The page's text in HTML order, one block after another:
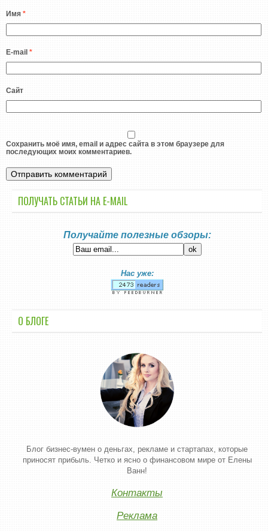
Имя *
E-mail *
Сайт
Сохранить моё имя, email и адрес сайта в этом браузере для
последующих моих комментариев.
ПОЛУЧАТЬ СТАТЬИ НА E-MАIL
Получайте полезные обзоры:
Нас уже:
О БЛОГЕ
Блог бизнес-вумен о деньгах, рекламе и стартапах, которые
приносят прибыль. Четко и ясно о финансовом мире от Елены
Ванн!
Контакты
Реклама